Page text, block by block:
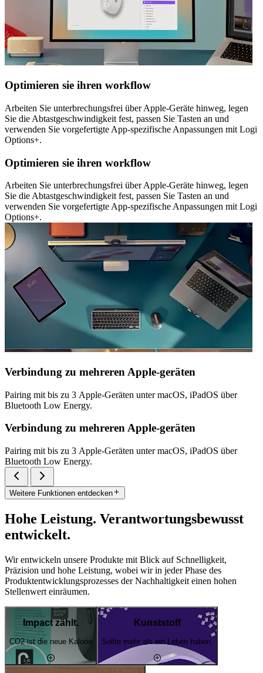
Optimieren sie ihren workflow
Arbeiten Sie unterbrechungsfrei über Apple-Geräte hinweg, legen
Sie die Abtastgeschwindigkeit fest, passen Sie Tasten an und
verwenden Sie vorgefertigte App-spezifische Anpassungen mit Logi
Options+.
Optimieren sie ihren workflow
Arbeiten Sie unterbrechungsfrei über Apple-Geräte hinweg, legen
Sie die Abtastgeschwindigkeit fest, passen Sie Tasten an und
verwenden Sie vorgefertigte App-spezifische Anpassungen mit Logi
Options+.
Verbindung zu mehreren Apple-geräten
Pairing mit bis zu 3 Apple-Geräten unter macOS, iPadOS über
Bluetooth Low Energy.
Verbindung zu mehreren Apple-geräten
Pairing mit bis zu 3 Apple-Geräten unter macOS, iPadOS über
Bluetooth Low Energy.
Weitere Funktionen entdecken
Hohe Leistung. Verantwortungsbewusst
entwickelt.
Wir entwickeln unsere Produkte mit Blick auf Schnelligkeit,
Präzision und hohe Leistung, wobei wir in jeder Phase des
Produktentwicklungsprozesses der Nachhaltigkeit einen hohen
Stellenwert einräumen.
Impact zählt.
CO2 ist die neue Kalorie
Kunststoff
Sollte mehr als ein Leben haben.